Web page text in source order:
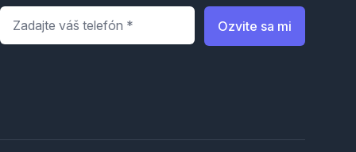
Telefón
Ozvite sa mi